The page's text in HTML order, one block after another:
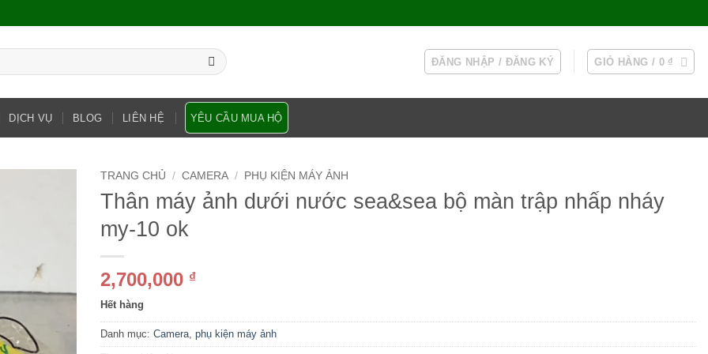
ĐĂNG NHẬP / ĐĂNG KÝ GIỎ HÀNG / 0 ₫
DỊCH VỤ BLOG LIÊN HỆ YÊU CẦU MUA HỘ
TRANG CHỦ / CAMERA / PHỤ KIỆN MÁY ẢNH
Thân máy ảnh dưới nước sea&sea bộ màn trập nhấp nháy
my-10 ok
2,700,000 ₫
Hết hàng
Danh mục: Camera, phụ kiện máy ảnh